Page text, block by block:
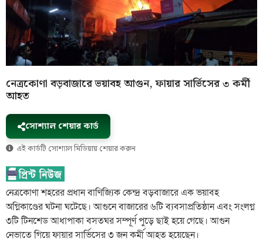
নেত্রকোণা বড়বাজারে ভয়াবহ আগুন, ফায়ার সার্ভিসের ৩ কর্মী
আহত
সোশ্যাল শেয়ার কার্ড
এই কার্ডটি সোশ্যাল মিডিয়ায় শেয়ার করুন
নেত্রকোণা শহরের প্রধান বাণিজ্যিক কেন্দ্র বড়বাজারে এক ভয়াবহ
অগ্নিকাণ্ডের ঘটনা ঘটেছে। আগুনে বাজারের ৬টি ব্যবসাপ্রতিষ্ঠান এবং সংলগ্ন
৩টি টিনশেড আধাপাকা বসতঘর সম্পূর্ণ পুড়ে ছাই হয়ে গেছে। আগুন
নেভাতে গিয়ে ফায়ার সার্ভিসের ৩ জন কর্মী আহত হয়েছেন।